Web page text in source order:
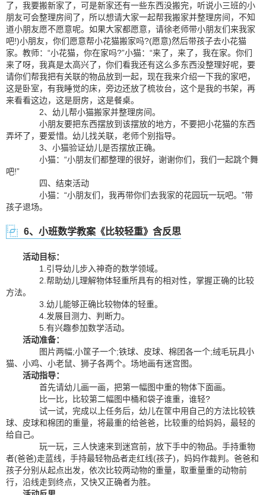
了，我要搬新家了，可是新家还有一些东西没搬完，听说小三班的小
朋友可会整理房间了，所以想请大家一起帮我搬家并整理房间，不知
道小朋友愿不愿意呢。如果大家都愿意，请徐老师带小朋友们来我家
吧!)小朋友，你们愿意帮小花猫搬家吗?(愿意)然后带孩子去小花猫
家。教师：“小花猫，你在家吗?”小猫：“来了，来了，我在家。你们
来了呀，我真是太高兴了，你们看我还有这么多东西没整理好呢，要
请你们帮我把有关联的物品放到一起，现在我来介绍一下我的家吧，
这是卧室，有我睡觉的床，旁边还放了梳妆台，这个是我的书架，再
来看看这边，这是厨房，这是餐桌。
2、幼儿帮小猫搬家并整理房间。
小朋友要把东西摆放到该摆放的地方，不要把小花猫的东西
弄坏了，要爱惜。幼儿找关联，老师个别指导。
3、小猫验证幼儿是否摆放正确。
小猫：“小朋友们都整理的很好，谢谢你们，我们一起跳个舞
吧!”
四、结束活动
小猫：“小朋友们，我再带你们去我家的花园玩一玩吧。”带
孩子退场。
6、小班数学教案《比较轻重》含反思
活动目标：
1.引导幼儿步入神奇的数学领域。
2.帮助幼儿理解物体轻重所具有的相对性，掌握正确的比较
方法。
3.幼儿能够正确比较物体的轻重。
4.发展目测力、判断力。
5.有兴趣参加数学活动。
活动准备：
图片两幅;小筐子一个;铁球、皮球、棉团各一个;绒毛玩具小
猫、小鸡、小老鼠、狮子各两个。场地画有迷宫图。
活动指导：
首先请幼儿画一画，把第一幅图中重的物体下面画。
比一比，比较第二幅图中桶和袋子谁重，谁轻?
试一试，完成以上任务后，幼儿在筐中用自己的方法比较铁
球、皮球和棉团的重量，将最重的给爸爸，比较重的给妈妈，最轻的
给自己。
玩一玩，三人快速来到迷宫前，放下手中的物品。手持重物
者(爸爸)走蓝线，手持最轻物品者走红线(孩子)，妈妈作裁判。爸爸和
孩子分别从起点出发，依次比较两动物的重量，取重量重的动物前
行，沿线走到终点，又快又正确者为胜。